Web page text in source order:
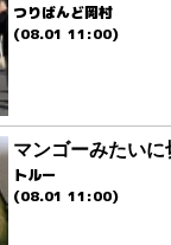
つりばんど岡村
(08.01 11:00)
マンゴーみたいに
トルー
(08.01 11:00)